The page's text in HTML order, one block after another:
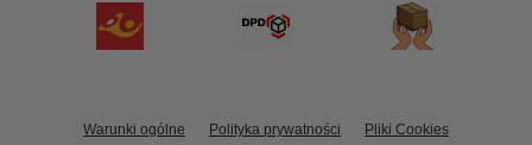
Warunki ogólne Polityka prywatności Pliki Cookies